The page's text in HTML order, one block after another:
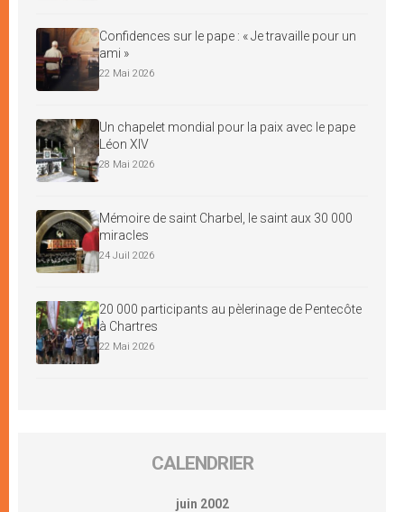
Confidences sur le pape : « Je travaille pour un
ami »
22 Mai 2026
Un chapelet mondial pour la paix avec le pape
Léon XIV
28 Mai 2026
Mémoire de saint Charbel, le saint aux 30 000
miracles
24 Juil 2026
20 000 participants au pèlerinage de Pentecôte
à Chartres
22 Mai 2026
CALENDRIER
juin 2002